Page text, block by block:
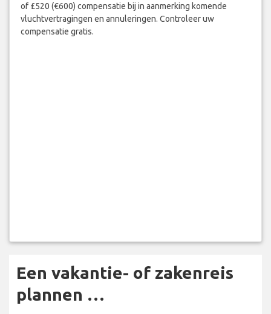
of £520 (€600) compensatie bij in aanmerking komende
vluchtvertragingen en annuleringen. Controleer uw
compensatie gratis.
Een vakantie- of zakenreis
plannen …